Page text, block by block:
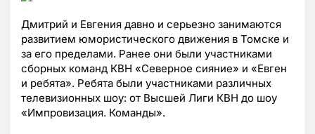
Дмитрий и Евгения давно и серьезно занимаются
развитием юмористического движения в Томске и
за его пределами. Ранее они были участниками
сборных команд КВН «Северное сияние» и «Евген
и ребята». Ребята были участниками различных
телевизионных шоу: от Высшей Лиги КВН до шоу
«Импровизация. Команды».